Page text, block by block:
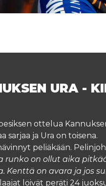
URA -
ottelua
sarjaa ja Ura on toisena.
peliäkään.
runko on ollut aika
Kenttä on avara ja jos
löivät peräti 24